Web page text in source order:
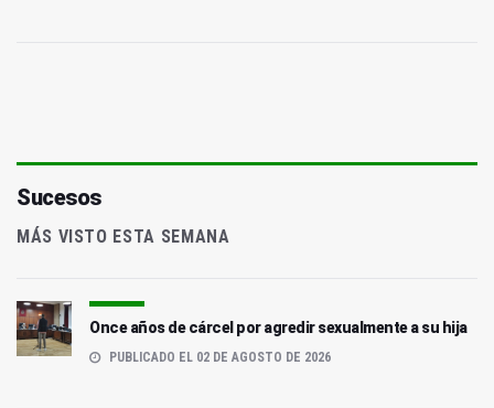
Sucesos
MÁS VISTO ESTA SEMANA
Once años de cárcel por agredir sexualmente a su hija
PUBLICADO EL 02 DE AGOSTO DE 2026